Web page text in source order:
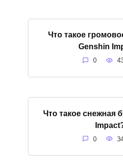
Что такое
Genshin
0
Что такое снежная
0